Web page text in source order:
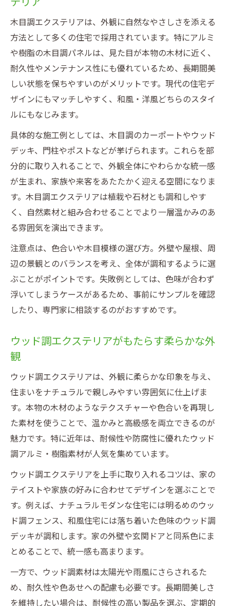
木目調エクステリアは、外観に自然なやさしさを添える
方法として多くの住宅で採用されています。特にアルミ
や樹脂の木目調パネルは、見た目が本物の木材に近く、
耐久性やメンテナンス性にも優れているため、長期間美
しい状態を保ちやすいのがメリットです。現代の住宅デ
ザインにもマッチしやすく、和風・洋風どちらのスタイ
ルにもなじみます。
具体的な施工例としては、木目調のカーポートやウッド
デッキ、門柱やポストなどが挙げられます。これらを部
分的に取り入れることで、外観全体にやわらかな統一感
が生まれ、家族や来客をあたたかく迎える空間になりま
す。木目調エクステリアは植栽や石材とも調和しやす
く、自然素材と組み合わせることでより一層温かみのあ
る雰囲気を演出できます。
注意点は、色合いや木目模様の選び方。外壁や屋根、周
辺の景観とのバランスを考え、全体が調和するように選
ぶことがポイントです。失敗例としては、色味が合わず
浮いてしまうケースがあるため、事前にサンプルを確認
したり、専門家に相談するのがおすすめです。
ウッド調エクステリアがもたらす柔らかな外
観
ウッド調エクステリアは、外観に柔らかな印象を与え、
住まいをナチュラルで親しみやすい雰囲気に仕上げま
す。本物の木材のようなテクスチャーや色合いを再現し
た素材を使うことで、温かみと高級感を両立できるのが
魅力です。特に近年は、耐候性や防腐性に優れたウッド
調アルミ・樹脂素材が人気を集めています。
ウッド調エクステリアを上手に取り入れるコツは、家の
テイストや家族の好みに合わせてデザインを選ぶことで
す。例えば、ナチュラルモダンな住宅には明るめのウッ
ド調フェンス、和風住宅には落ち着いた色味のウッド調
デッキが調和します。家の外壁や玄関ドアと同系色にま
とめることで、統一感も高まります。
一方で、ウッド調素材は太陽光や雨風にさらされるた
め、耐久性や色あせへの配慮も必要です。長期間美しさ
を維持したい場合は、耐候性の高い製品を選ぶ、定期的